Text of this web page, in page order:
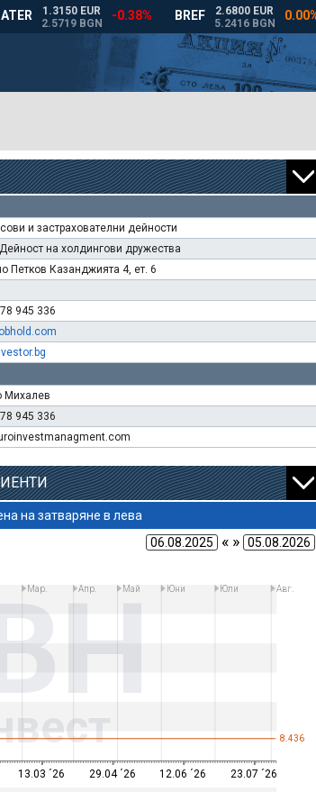
и застрахователни дейности
на холдингови дружества
Петков Казанджията 4, ет. 6
945 336
Михалев
945 336
на затваряне в лева
« »
8.436
Мар.
13.03 ´26
Апр.
29.04 ´26
Май Юни
12.06 ´26
Юли
23.07 ´26
Авг.